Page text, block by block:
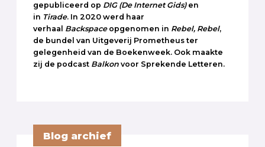
gepubliceerd op DIG (De Internet Gids)en
in Tirade. In 2020 werd haar
verhaal Backspaceopgenomen in Rebel, Rebel,
de bundel van Uitgeverij Prometheus ter
gelegenheid van de Boekenweek. Ook maakte
zij de podcast Balkon voor Sprekende Letteren.
Blog archief